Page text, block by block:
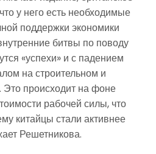
у него есть необходимые
поддержки экономики
битвы по поводу
«успехи» и с падением
на строительном и
происходит на фоне
рабочей силы, что
китайцы стали активнее
Решетникова.